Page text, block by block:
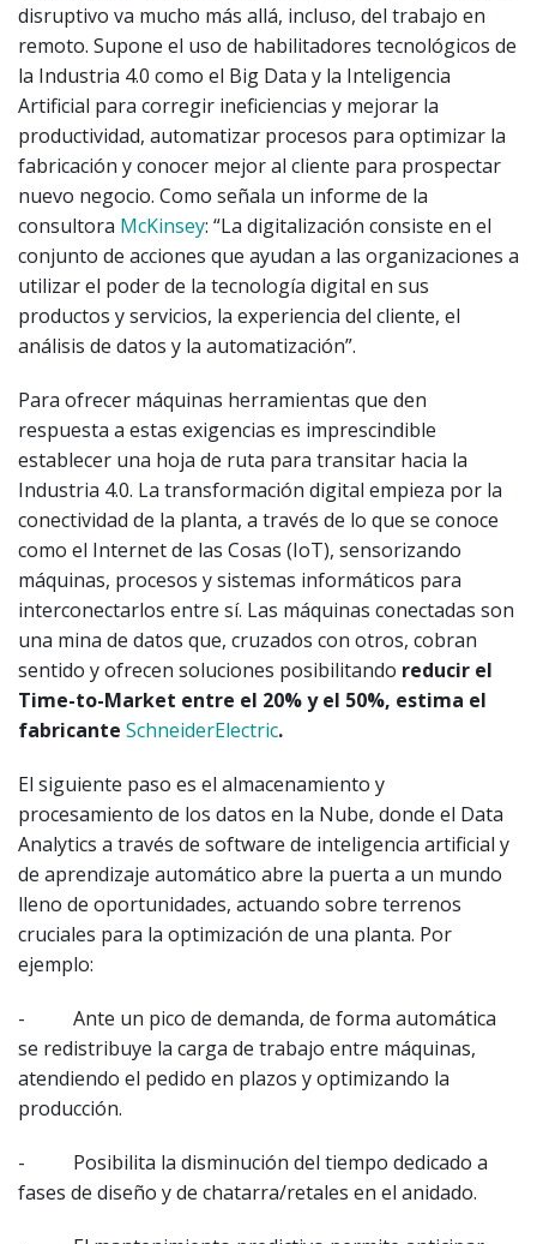
disruptivo va mucho más allá, incluso, del trabajo en
remoto. Supone el uso de habilitadores tecnológicos de
la Industria 4.0 como el Big Data y la Inteligencia
Artificial para corregir ineficiencias y mejorar la
productividad, automatizar procesos para optimizar la
fabricación y conocer mejor al cliente para prospectar
nuevo negocio. Como señala un informe de la
consultora McKinsey: “La digitalización consiste en el
conjunto de acciones que ayudan a las organizaciones a
utilizar el poder de la tecnología digital en sus
productos y servicios, la experiencia del cliente, el
análisis de datos y la automatización”.
Para ofrecer máquinas herramientas que den
respuesta a estas exigencias es imprescindible
establecer una hoja de ruta para transitar hacia la
Industria 4.0. La transformación digital empieza por la
conectividad de la planta, a través de lo que se conoce
como el Internet de las Cosas (IoT), sensorizando
máquinas, procesos y sistemas informáticos para
interconectarlos entre sí. Las máquinas conectadas son
una mina de datos que, cruzados con otros, cobran
sentido y ofrecen soluciones posibilitando reducir el
Time-to-Market entre el 20% y el 50%, estima el
fabricante SchneiderElectric.
El siguiente paso es el almacenamiento y
procesamiento de los datos en la Nube, donde el Data
Analytics a través de software de inteligencia artificial y
de aprendizaje automático abre la puerta a un mundo
lleno de oportunidades, actuando sobre terrenos
cruciales para la optimización de una planta. Por
ejemplo:
- Ante un pico de demanda, de forma automática
se redistribuye la carga de trabajo entre máquinas,
atendiendo el pedido en plazos y optimizando la
producción.
- Posibilita la disminución del tiempo dedicado a
fases de diseño y de chatarra/retales en el anidado.